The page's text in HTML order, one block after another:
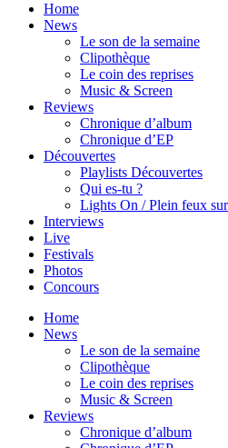
Home
News
Le son de la semaine
Clipothèque
Le coin des reprises
Music & Screen
Reviews
Chronique d’album
Chronique d’EP
Découvertes
Playlists Découvertes
Qui es-tu ?
Lights On / Plein feux sur
Interviews
Live
Festivals
Photos
Concours
Home
News
Le son de la semaine
Clipothèque
Le coin des reprises
Music & Screen
Reviews
Chronique d’album